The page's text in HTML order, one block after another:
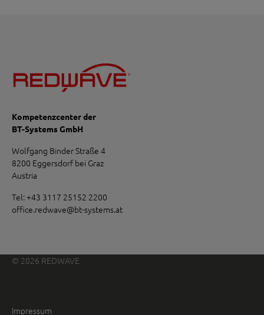
Kompetenzcenter der
BT-Systems GmbH
Wolfgang Binder Straße 4
8200 Eggersdorf bei Graz
Austria
Tel:+43 3117 25152 2200
office.redwave@bt-systems.at
© 2026 REDWAVE
Impressum